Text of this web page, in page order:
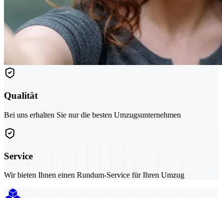
Qualität
Bei uns erhalten Sie nur die besten Umzugsunternehmen
Service
Wir bieten Ihnen einen Rundum-Service für Ihren Umzug